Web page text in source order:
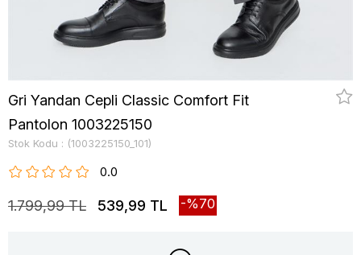
Gri Yandan Cepli Classic Comfort Fit
Pantolon 1003225150
Stok Kodu (1003225150_101)
0.0
1.799,99 TL 539,99 TL 70